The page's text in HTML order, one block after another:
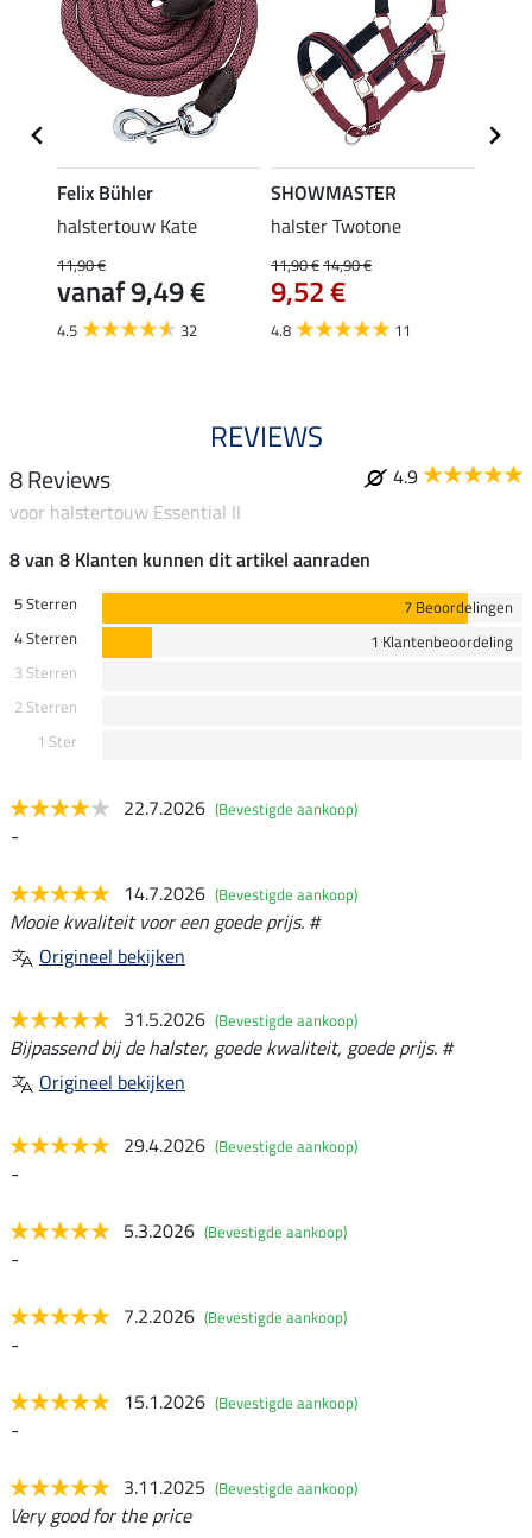
Felix Bühler
halstertouw Kate
11,90 €
vanaf 9,49 €
4.5 32
SHOWMASTER
halster Twotone
11,90 €14,90 €
9,52 €
4.8 11
REVIEWS
8 Reviews
4.9
voor halstertouw Essential II
8 van 8 Klanten kunnen dit artikel aanraden
5 Sterren
7 Beoordelingen
4 Sterren
1 Klantenbeoordeling
3 Sterren
2 Sterren
1 Ster
22.7.2026 (Bevestigde aankoop)
-
14.7.2026 (Bevestigde aankoop)
Mooie kwaliteit voor een goede prijs. #
Origineel bekijken
31.5.2026 (Bevestigde aankoop)
Bijpassend bij de halster, goede kwaliteit, goede prijs. #
Origineel bekijken
29.4.2026 (Bevestigde aankoop)
-
5.3.2026 (Bevestigde aankoop)
-
7.2.2026 (Bevestigde aankoop)
-
15.1.2026 (Bevestigde aankoop)
-
3.11.2025 (Bevestigde aankoop)
Very good for the price